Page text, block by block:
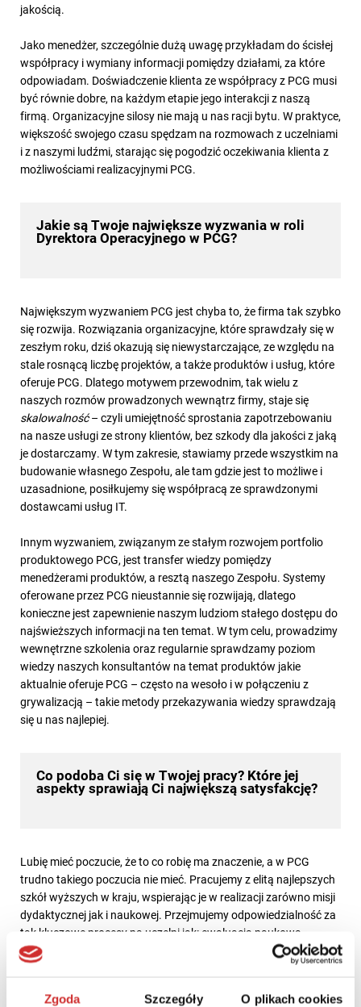
Zgoda Szczegóły O plikach cookies
jakością.
Jako menedżer, szczególnie dużą uwagę przykładam do ścisłej
współpracy i wymiany informacji pomiędzy działami, za które
odpowiadam. Doświadczenie klienta ze współpracy z PCG musi
być równie dobre, na każdym etapie jego interakcji z naszą
firmą. Organizacyjne silosy nie mają u nas racji bytu. W praktyce,
większość swojego czasu spędzam na rozmowach z uczelniami
i z naszymi ludźmi, starając się pogodzić oczekiwania klienta z
możliwościami realizacyjnymi PCG.
Jakie są Twoje największe wyzwania w roli
Dyrektora Operacyjnego w PCG?
Największym wyzwaniem PCG jest chyba to, że firma tak szybko
się rozwija. Rozwiązania organizacyjne, które sprawdzały się w
zeszłym roku, dziś okazują się niewystarczające, ze względu na
stale rosnącą liczbę projektów, a także produktów i usług, które
oferuje PCG. Dlatego motywem przewodnim, tak wielu z
naszych rozmów prowadzonych wewnątrz firmy, staje się
skalowalność– czyli umiejętność sprostania zapotrzebowaniu
na nasze usługi ze strony klientów, bez szkody dla jakości z jaką
je dostarczamy. W tym zakresie, stawiamy przede wszystkim na
budowanie własnego Zespołu, ale tam gdzie jest to możliwe i
uzasadnione, posiłkujemy się współpracą ze sprawdzonymi
dostawcami usług IT.
Innym wyzwaniem, związanym ze stałym rozwojem portfolio
produktowego PCG, jest transfer wiedzy pomiędzy
menedżerami produktów, a resztą naszego Zespołu. Systemy
oferowane przez PCG nieustannie się rozwijają, dlatego
konieczne jest zapewnienie naszym ludziom stałego dostępu do
najświeższych informacji na ten temat. W tym celu, prowadzimy
wewnętrzne szkolenia oraz regularnie sprawdzamy poziom
wiedzy naszych konsultantów na temat produktów jakie
aktualnie oferuje PCG – często na wesoło i w połączeniu z
grywalizacją – takie metody przekazywania wiedzy sprawdzają
się u nas najlepiej.
Co podoba Ci się w Twojej pracy? Które jej
aspekty sprawiają Ci największą satysfakcję?
Lubię mieć poczucie, że to co robię ma znaczenie, a w PCG
trudno takiego poczucia nie mieć. Pracujemy z elitą najlepszych
szkół wyższych w kraju, wspierając je w realizacji zarówno misji
dydaktycznej jak i naukowej. Przejmujemy odpowiedzialność za
tak kluczowe procesy na uczelni jak: ewaluacja naukowa,
kształcenie na odległość czy elektroniczna obsługa studenta i
dydaktyka – i to w skali makro, bo dziś, w naszych systemach
naszego kraju.